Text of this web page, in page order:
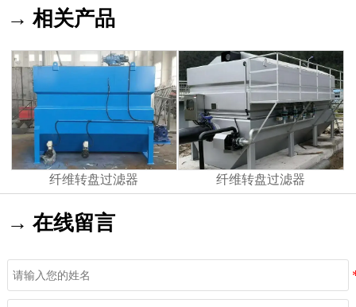
→ 相关产品
纤维转盘过滤器 纤维转盘过滤器
→ 在线留言